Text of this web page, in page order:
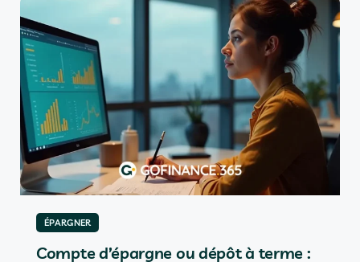
ÉPARGNER
Compte d’épargne ou dépôt à terme :